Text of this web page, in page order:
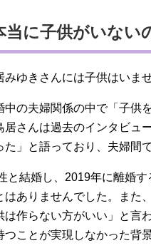
当に子供がいない
ゆきさんには子供はいませ
中の夫婦関係の中で「子供
居さんは過去のインタビュ
」と語っており、夫婦間
と結婚し、2019年に離婚
はありませんでした。また
は作らない方がいい」と言
ことが実現しなかった背